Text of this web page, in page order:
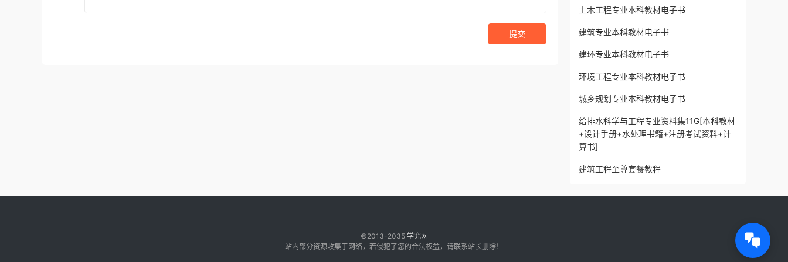
提交
土木工程专业本科教材电子书
建筑专业本科教材电子书
建环专业本科教材电子书
环境工程专业本科教材电子书
城乡规划专业本科教材电子书
给排水科学与工程专业资料集11G[本科教材
+设计手册+水处理书籍+注册考试资料+计
算书]
建筑工程至尊套餐教程
©2013-2035 学究网
站内部分资源收集于网络，若侵犯了您的合法权益，请联系站长删除！